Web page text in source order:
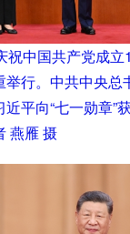
祝中国共产党成立
行。中共中央总
平向“七一勋章”
燕雁 摄